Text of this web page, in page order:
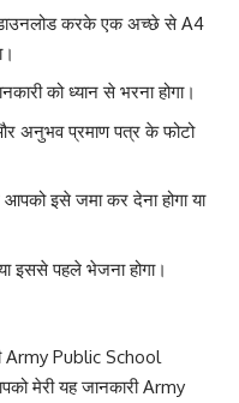
करके एक अच्छे से A4
को ध्यान से भरना होगा।
अनुभव प्रमाण पत्र के फोटो
इसे जमा कर देना होगा या
इससे पहले भेजना होगा।
Army Public School
मेरी यह जानकारी Army